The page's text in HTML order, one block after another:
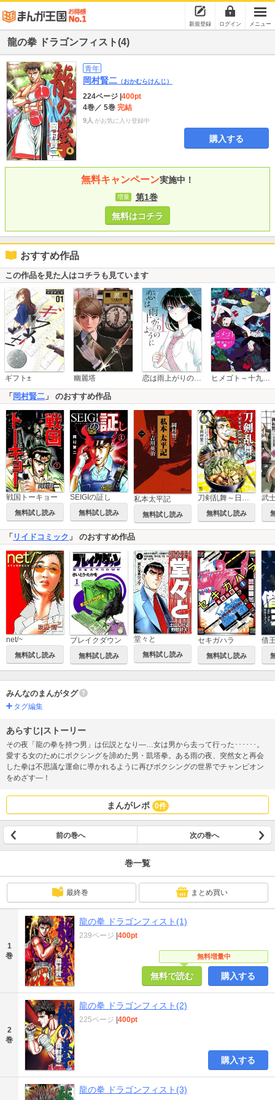
新規登録 ログイン メニュー
龍の拳 ドラゴンフィスト(4)
青年
岡村賢二 （おかむらけんじ）
224ページ 400pt
4巻／ 5巻 完結
9人 がお気に入り登録中
購入する
無料キャンペーン実施中！
増量
第1巻
無料はコチラ
おすすめ作品
この作品を見た人はコチラも見ています
ギフト± 幽麗塔 ヒメゴト～十九歳の制服～
「 岡村賢二 」 のおすすめ作品
戦国トーキョー
無料試し読み
SEIGIの証し
無料試し読み
私本太平記
無料試し読み 無料試し読み
武
「 リイドコミック 」 のおすすめ作品
net/~
無料試し読み
ブレイクダウン
無料試し読み
堂々と
無料試し読み
セキガハラ
無料試し読み
みんなのまんがタグ
タグ編集
あらすじ|ストーリー
その夜「龍の拳を持つ男」は伝説となり―…女は男から去って行った･･････。
愛する女のためにボクシングを諦めた男・凱塔拳。ある雨の夜、突然女と再会
した拳は不思議な運命に導かれるように再びボクシングの世界でチャンピオン
をめざす―！
まんがレポ 0件
前の巻へ 次の巻へ
巻一覧
最終巻 まとめ買い
1
巻
龍の拳 ドラゴンフィスト(1)
無料増量中
239ページ 400pt
無料で読む 購入する
2
巻
龍の拳 ドラゴンフィスト(2)
225ページ 400pt
購入する
龍の拳 ドラゴンフィスト(3)